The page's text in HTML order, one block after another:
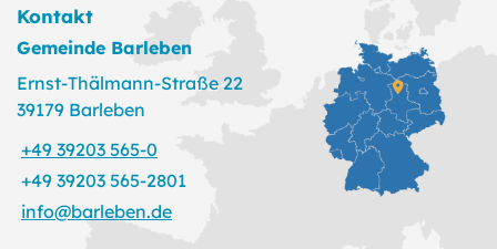
Kontakt
Gemeinde Barleben
Ernst-Thälmann-Straße 22
39179 Barleben
+49 39203 565-0
+49 39203 565-2801
info@barleben.de